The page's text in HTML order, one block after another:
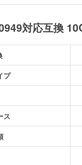
対応互換
プ
ス